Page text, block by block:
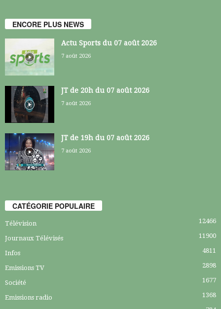
ENCORE PLUS NEWS
Actu Sports du 07 août 2026
7 août 2026
JT de 20h du 07 août 2026
7 août 2026
JT de 19h du 07 août 2026
7 août 2026
CATÉGORIE POPULAIRE
Télévision 12466
Journaux Télévisés 11900
Infos 4811
Emissions TV 2898
Société 1677
Emissions radio 1368